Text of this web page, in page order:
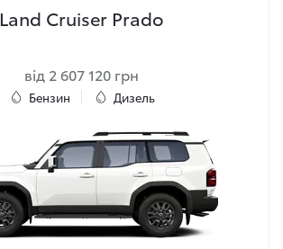
Land Cruiser Prado
від 2 607 120 грн
Бензин Дизель